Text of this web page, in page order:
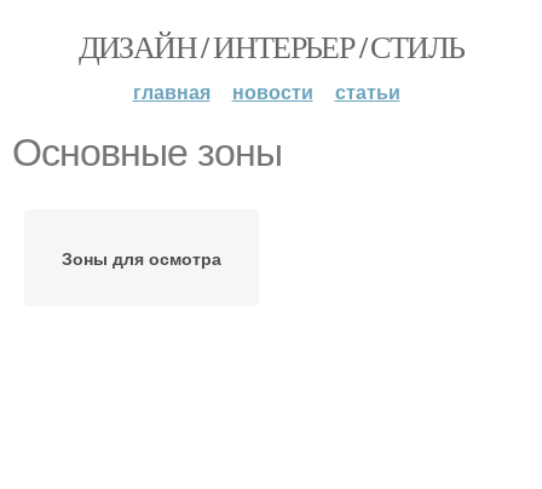
ДИЗАЙН / ИНТЕРЬЕР / СТИЛЬ
главная новости статьи
Основные зоны
Зоны для осмотра